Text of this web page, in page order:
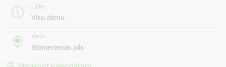
Laiks
Visu dienu
Vieta
Stāmerienas pils